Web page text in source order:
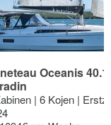
Oceanis 40.1
| 6 Kojen |